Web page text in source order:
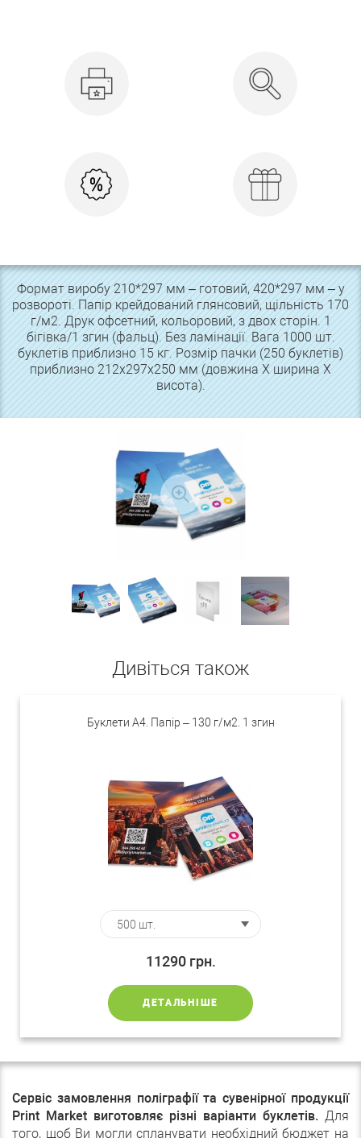
Формат виробу 210*297 мм – готовий, 420*297 мм – у
розвороті. Папір крейдований глянсовий, щільність 170
г/м2. Друк офсетний, кольоровий, з двох сторін. 1
бігівка/1 згин (фальц). Без ламінації. Вага 1000 шт.
буклетів приблизно 15 кг. Розмір пачки (250 буклетів)
приблизно 212х297х250 мм (довжина Х ширина Х
висота).
Дивіться також
Буклети А4. Папір – 130 г/м2. 1 згин
11290 грн.
ДЕТАЛЬНІШЕ
Сервіс замовлення поліграфії та сувенірної продукції
Print Market виготовляє різні варіанти буклетів. Для
того, щоб Ви могли спланувати необхідний бюджет на